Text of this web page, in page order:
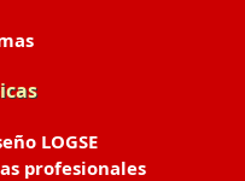
LOGSE
profesionales